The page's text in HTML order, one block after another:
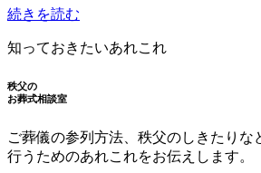
続きを読む
知っておきたいあれこれ
秩父の
お葬式相談室
ご葬儀の参列方法、秩父のしきたりな
行うためのあれこれをお伝えします。